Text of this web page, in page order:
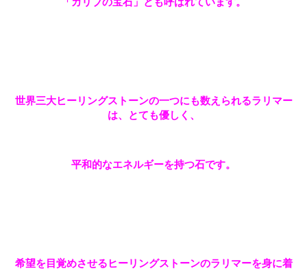
世界三大ヒーリングストーンの一つにも数えられるラリマー
は、とても優しく、
平和的なエネルギーを持つ石です。
希望を目覚めさせるヒーリングストーンのラリマーを身に着